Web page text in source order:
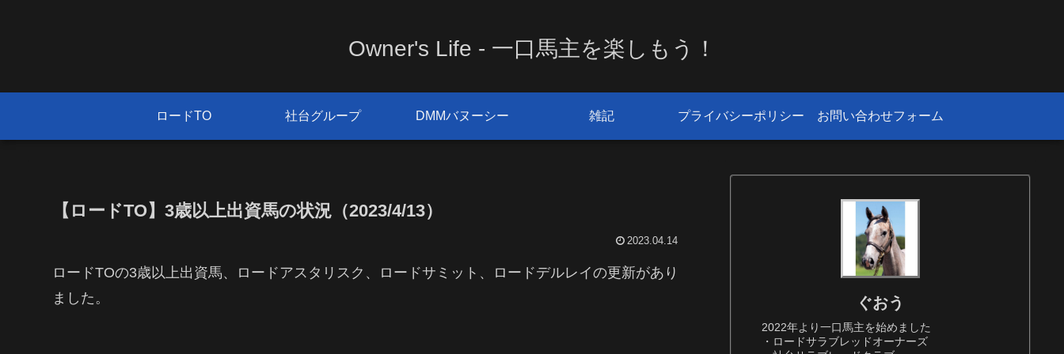
Owner's Life - 一口馬主を楽しもう！
ロードTO 社台グループ DMMバヌーシー 雑記 プライバシーポリシー お問い合わせフォーム
【ロードTO】3歳以上出資馬の状況（2023/4/13）
2023.04.14
ロードTOの3歳以上出資馬、ロードアスタリスク、ロードサミット、ロードデルレイの更新があり
ました。
ぐおう
2022年より一口馬主を始めました
・ロードサラブレッドオーナーズ